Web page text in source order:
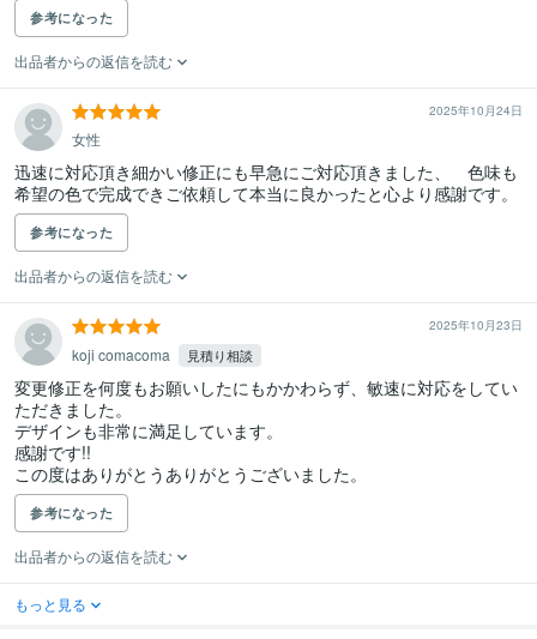
参考になった
出品者からの返信を読む
2025年10月24日
女性
迅速に対応頂き細かい修正にも早急にご対応頂きました、　色味も
希望の色で完成できご依頼して本当に良かったと心より感謝です。
参考になった
出品者からの返信を読む
2025年10月23日
koji comacoma 見積り相談
変更修正を何度もお願いしたにもかかわらず、敏速に対応をしてい
ただきました。
デザインも非常に満足しています。
感謝です!!
この度はありがとうありがとうございました。
参考になった
出品者からの返信を読む
もっと見る